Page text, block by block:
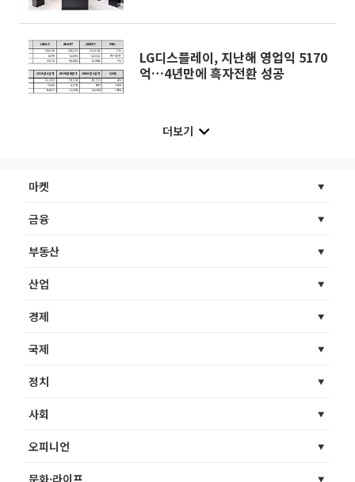
LG디스플레이, 지난해 영업익 5170
억…4년만에 흑자전환 성공
더보기
마켓
금융
부동산
산업
경제
국제
정치
사회
오피니언
문화·라이프